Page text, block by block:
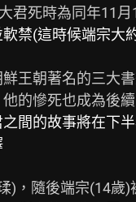
君死時為同年11月
禁(這時候端宗大
王朝著名的三大
的慘死也成為後
間的故事將在下
)，隨後端宗(14歲)